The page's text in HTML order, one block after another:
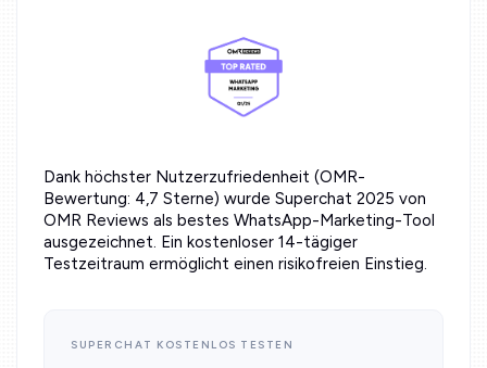
Dank höchster Nutzerzufriedenheit (OMR-
Bewertung: 4,7 Sterne) wurde Superchat 2025 von
OMR Reviews als bestes WhatsApp-Marketing-Tool
ausgezeichnet. Ein kostenloser 14-tägiger
Testzeitraum ermöglicht einen risikofreien Einstieg.
SUPERCHAT KOSTENLOS TESTEN